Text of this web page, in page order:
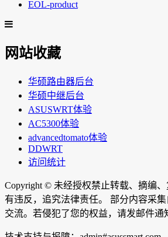
EOL-product
网站收藏
华硕路由器后台
华硕中继后台
ASUSWRT体验
AC5300体验
advancedtomato体验
DDWRT
访问统计
Copyright © 未经授权禁止转载、摘编
有违反，追究法律责任。 部分内容采
交流。若侵犯了您的权益，请发邮件通